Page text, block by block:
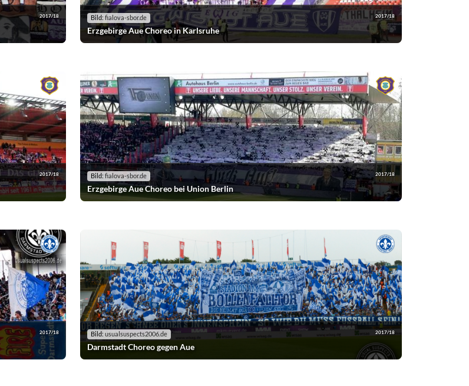
2017/18 Bild: fialova-sbor.de 2017/18
Erzgebirge Aue Choreo in Karlsruhe
2017/18 Bild: fialova-sbor.de 2017/18
Erzgebirge Aue Choreo bei Union Berlin
2017/18 Bild: usualsuspects2006.de 2017/18
Darmstadt Choreo gegen Aue